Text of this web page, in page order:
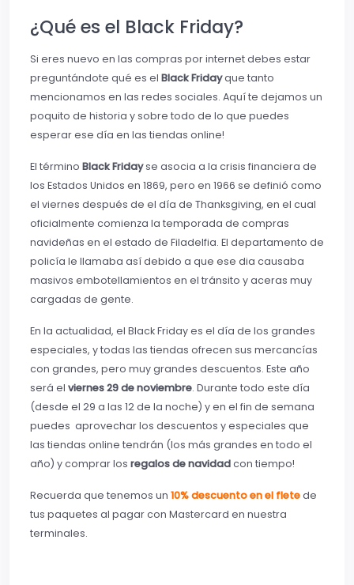
¿Qué es el Black Friday?
Si eres nuevo en las compras por internet debes estar
preguntándote qué es el Black Fridayque tanto
mencionamos en las redes sociales. Aquí te dejamos un
poquito de historia y sobre todo de lo que puedes
esperar ese día en las tiendas online!
El término Black Fridayse asocia a la crisis financiera de
los Estados Unidos en 1869, pero en 1966 se definió como
el viernes después de el día de Thanksgiving, en el cual
oficialmente comienza la temporada de compras
navideñas en el estado de Filadelfia. El departamento de
policía le llamaba así debido a que ese dia causaba
masivos embotellamientos en el tránsito y aceras muy
cargadas de gente.
En la actualidad, el Black Friday es el día de los grandes
especiales, y todas las tiendas ofrecen sus mercancías
con grandes, pero muy grandes descuentos. Este año
será el viernes 29 de noviembre. Durante todo este día
(desde el 29 a las 12 de la noche) y en el fin de semana
puedes aprovechar los descuentos y especiales que
las tiendas online tendrán (los más grandes en todo el
año) y comprar los regalos de navidadcon tiempo!
Recuerda que tenemos un 10% descuento en el fletede
tus paquetes al pagar con Mastercard en nuestra
terminales.